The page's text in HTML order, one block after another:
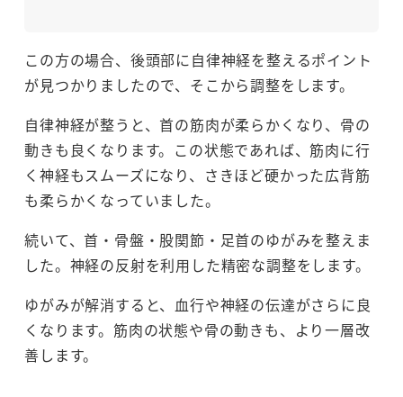
この方の場合、後頭部に自律神経を整えるポイント
が見つかりましたので、そこから調整をします。
自律神経が整うと、首の筋肉が柔らかくなり、骨の
動きも良くなります。この状態であれば、筋肉に行
く神経もスムーズになり、さきほど硬かった広背筋
も柔らかくなっていました。
続いて、首・骨盤・股関節・足首のゆがみを整えま
した。神経の反射を利用した精密な調整をします。
ゆがみが解消すると、血行や神経の伝達がさらに良
くなります。筋肉の状態や骨の動きも、より一層改
善します。